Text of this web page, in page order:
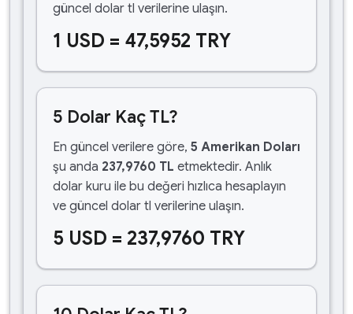
güncel dolar tl verilerine ulaşın.
1 USD = 47,5952 TRY
5 Dolar Kaç TL?
En güncel verilere göre, 5 Amerikan Doları
şu anda 237,9760 TL etmektedir. Anlık
dolar kuru ile bu değeri hızlıca hesaplayın
ve güncel dolar tl verilerine ulaşın.
5 USD = 237,9760 TRY